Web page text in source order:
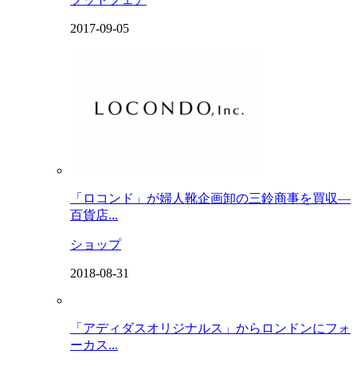
2017-09-05
「ロコンド」が婦人靴企画卸の三鈴商事を買収―
百貨店...
ショップ
2018-08-31
「アディダスオリジナルス」からロンドンにフォ
ーカス...